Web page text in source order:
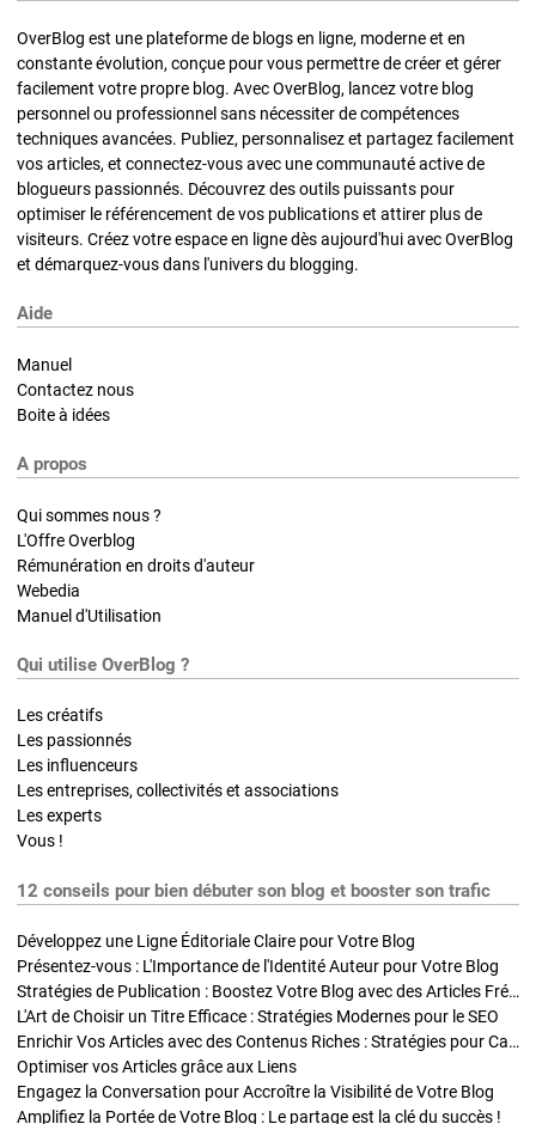
OverBlog est une plateforme de blogs en ligne, moderne et en
constante évolution, conçue pour vous permettre de créer et gérer
facilement votre propre blog. Avec OverBlog, lancez votre blog
personnel ou professionnel sans nécessiter de compétences
techniques avancées. Publiez, personnalisez et partagez facilement
vos articles, et connectez-vous avec une communauté active de
blogueurs passionnés. Découvrez des outils puissants pour
optimiser le référencement de vos publications et attirer plus de
visiteurs. Créez votre espace en ligne dès aujourd'hui avec OverBlog
et démarquez-vous dans l'univers du blogging.
Aide
Manuel
Contactez nous
Boite à idées
A propos
Qui sommes nous ?
L'Offre Overblog
Rémunération en droits d'auteur
Webedia
Manuel d'Utilisation
Qui utilise OverBlog ?
Les créatifs
Les passionnés
Les influenceurs
Les entreprises, collectivités et associations
Les experts
Vous !
12 conseils pour bien débuter son blog et booster son trafic
Développez une Ligne Éditoriale Claire pour Votre Blog
Présentez-vous : L'Importance de l'Identité Auteur pour Votre Blog
Stratégies de Publication : Boostez Votre Blog avec des Articles Fréquents et Exclusifs
L'Art de Choisir un Titre Efficace : Stratégies Modernes pour le SEO
Enrichir Vos Articles avec des Contenus Riches : Stratégies pour Captiver et Optimiser
Optimiser vos Articles grâce aux Liens
Engagez la Conversation pour Accroître la Visibilité de Votre Blog
Amplifiez la Portée de Votre Blog : Le partage est la clé du succès !